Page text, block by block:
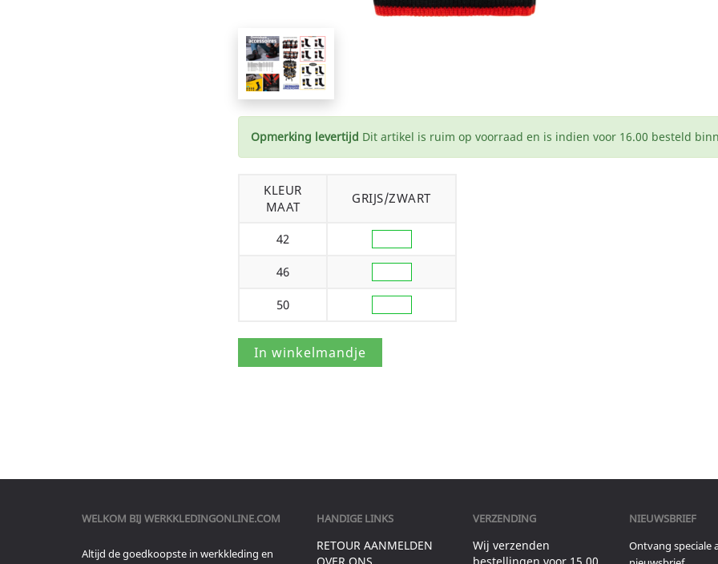
Opmerking levertijd Dit artikel is ruim op voorraad en is indien voor 16.00 besteld
KLEUR
MAAT
GRIJS/ZWART
42
46
50
WELKOM BIJ WERKKLEDINGONLINE.COM
Altijd de goedkoopste in werkkleding en
HANDIGE LINKS
RETOUR AANMELDEN
VERZENDING
Wij verzenden
NIEUWSBRIEF
Ontvang speciale